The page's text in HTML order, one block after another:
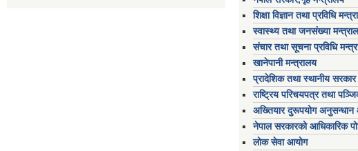
शिक्षा विज्ञान तथा प्रविधि
स्वास्थ्य तथा जनसंख्या
संचार तथा सूचना प्रविधि
खानेपानी मन्त्रालय
प्रादेशिक तथा स्थानीय
राष्ट्रिय परिचयपत्र तथा
अख्तियार दुरूपयोग अनुसन्धान
नेपाल सरकारको आधिकारिक
लोक सेवा आयोग